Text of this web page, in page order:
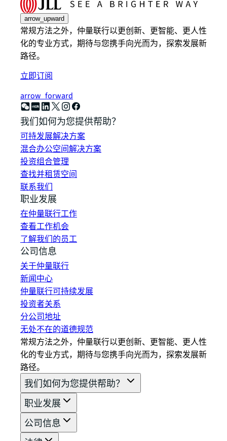
arrow_upward
常规方法之外，仲量联行以更创新、更智能、更人性
化的专业方式，期待与您携手向光而为，探索发展新
路径。
立即订阅
arrow_forward
我们如何为您提供帮助？
可持发展解决方案
混合办公空间解决方案
投资组合管理
查找并租赁空间
联系我们
职业发展
在仲量联行工作
查看工作机会
了解我们的员工
公司信息
关于仲量联行
新闻中心
仲量联行可持续发展
投资者关系
分公司地址
无处不在的道德规范
常规方法之外，仲量联行以更创新、更智能、更人性
化的专业方式，期待与您携手向光而为，探索发展新
路径。
我们如何为您提供帮助？
职业发展
公司信息